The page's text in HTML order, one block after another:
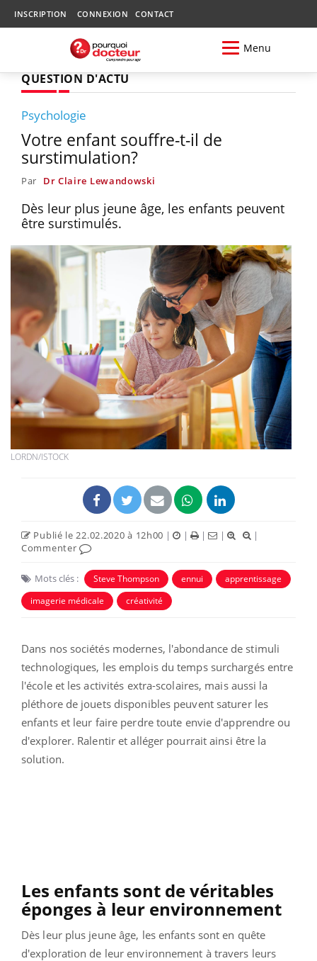
INSCRIPTION CONNEXION CONTACT
Menu
QUESTION D'ACTU
Psychologie
Votre enfant souffre-t-il de
surstimulation?
Par Dr Claire Lewandowski
Dès leur plus jeune âge, les enfants peuvent
être surstimulés.
LORDN/ISTOCK
Publié le 22.02.2020 à 12h00 | | | |
|
Commenter
Mots clés : Steve Thompson ennui
apprentissage
imagerie médicale
créativité
Dans nos sociétés modernes, l'abondance de stimuli
technologiques, les emplois du temps surchargés entre
l'école et les activités extra-scolaires, mais aussi la
pléthore de jouets disponibles peuvent saturer les
enfants et leur faire perdre toute envie d'apprendre ou
d'explorer. Ralentir et alléger pourrait ainsi être la
solution.
Les enfants sont de véritables
éponges à leur environnement
Dès leur plus jeune âge, les enfants sont en quête
d'exploration de leur environnement à travers leurs